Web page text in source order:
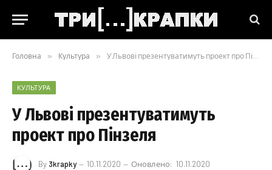
Головна » Культура » У Львові презентуватимуть проект про Пінзеля
КУЛЬТУРА
У Львові презентуватимуть
проект про Пінзеля
By 3krapky 10.11.2020 Оновлено: 10.11.2020